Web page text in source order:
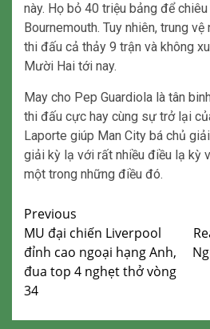
này. Họ bỏ 40 triệu bảng để
Bournemouth. Tuy nhiên, trung
thi đấu cả thảy 9 trận và không
Mười Hai tới nay.
May cho Pep Guardiola là tân
thi đấu cực hay cùng sự trở lại
Laporte giúp Man City bá chủ
giải kỳ lạ với rất nhiều điều lạ kỳ
một trong những điều đó.
Continue
Reading
Previous
MU đại chiến Liverpool
đỉnh cao ngoại hạng Anh,
đua top 4 nghẹt thở vòng
34